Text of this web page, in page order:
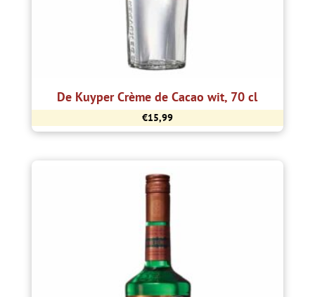
De Kuyper Crème de Cacao wit, 70 cl
€15,99